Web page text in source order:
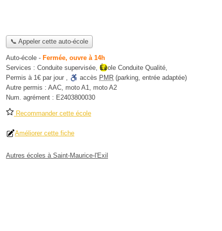
📞 Appeler cette auto-école
Auto-école - Fermée, ouvre à 14h
Services : Conduite supervisée, École Conduite Qualité,
Permis à 1€ par jour , accès PMR (parking, entrée adaptée)
Autre permis : AAC, moto A1, moto A2
Num. agrément : E2403800030
Recommander cette école
Améliorer cette fiche
Autres écoles à Saint-Maurice-l'Exil